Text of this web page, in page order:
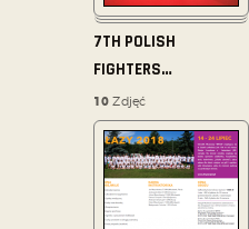
7TH POLISH
FIGHTERS…
10 Zdjęć